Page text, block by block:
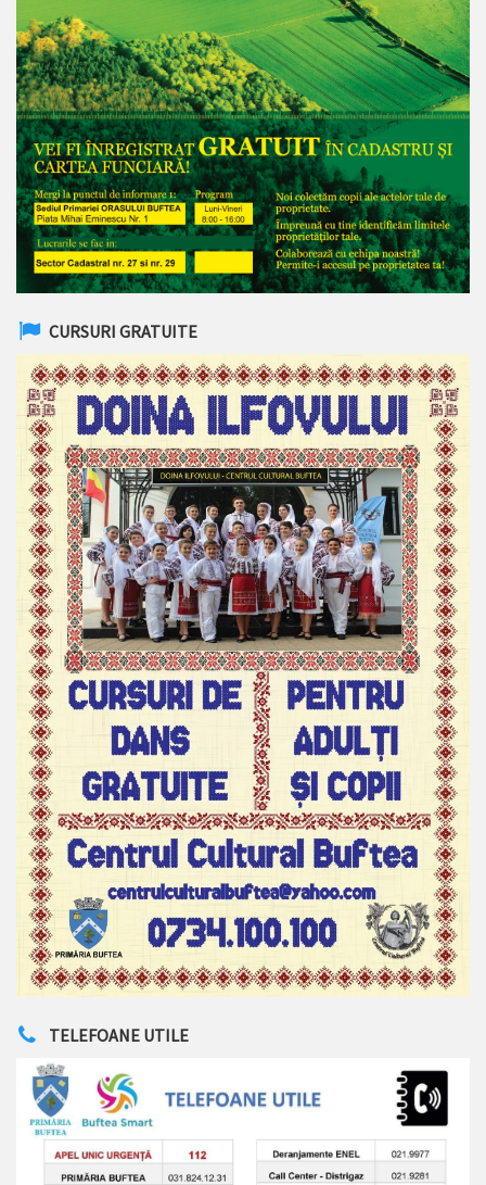
CURSURI GRATUITE
TELEFOANE UTILE